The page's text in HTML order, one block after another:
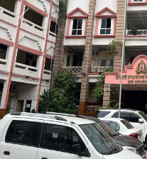
Previous